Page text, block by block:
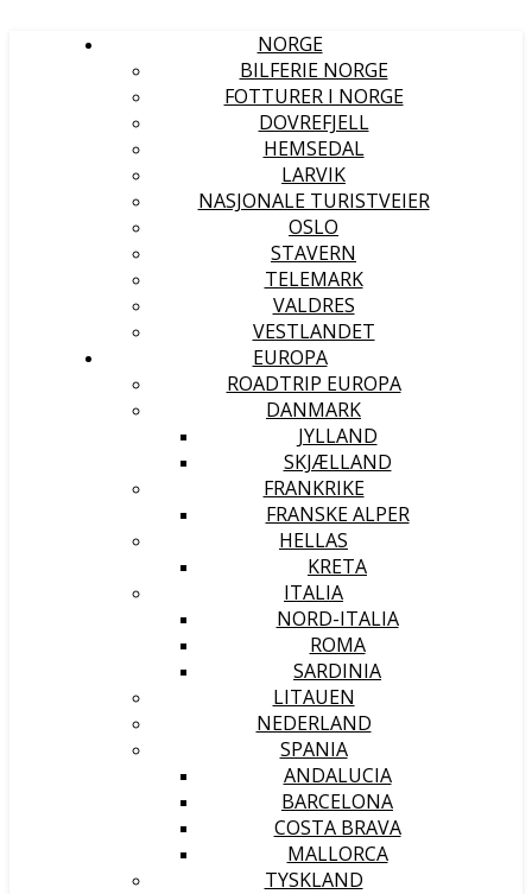
NORGE
BILFERIE NORGE
FOTTURER I NORGE
DOVREFJELL
HEMSEDAL
LARVIK
NASJONALE TURISTVEIER
OSLO
STAVERN
TELEMARK
VALDRES
VESTLANDET
EUROPA
ROADTRIP EUROPA
DANMARK
JYLLAND
SKJÆLLAND
FRANKRIKE
FRANSKE ALPER
HELLAS
KRETA
ITALIA
NORD-ITALIA
ROMA
SARDINIA
LITAUEN
NEDERLAND
SPANIA
ANDALUCIA
BARCELONA
COSTA BRAVA
MALLORCA
TYSKLAND